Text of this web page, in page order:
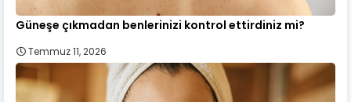
Güneşe çıkmadan benlerinizi kontrol ettirdiniz mi?
Temmuz 11, 2026